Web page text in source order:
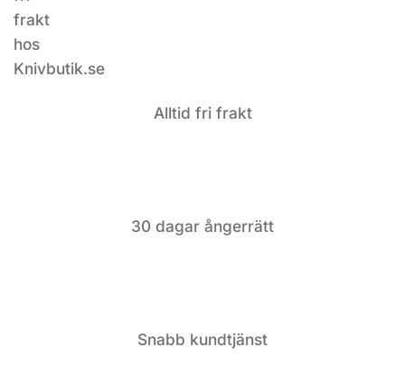
Alltid fri frakt
30 dagar ångerrätt
Snabb kundtjänst